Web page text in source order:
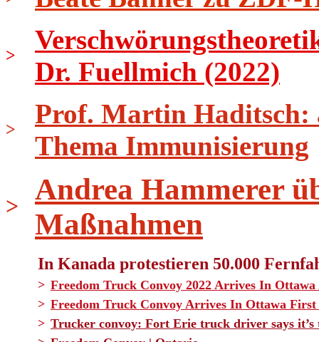
>
Dr. Fuellmich (2022)
>
Prof. Martin Haditsch:
Thema Immunisierung
>
Andrea Hammerer
Maßnahmen
In Kanada protestieren 50.000
> Freedom Truck Convoy 2022 Arrives In
> Freedom Truck Convoy Arrives In Ottawa First
> Trucker convoy: Fort Erie truck driver says it’s